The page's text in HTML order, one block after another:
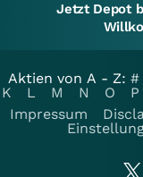
Jetzt Depot
Aktien von A - Z: #
K
L M N O P
Impressum